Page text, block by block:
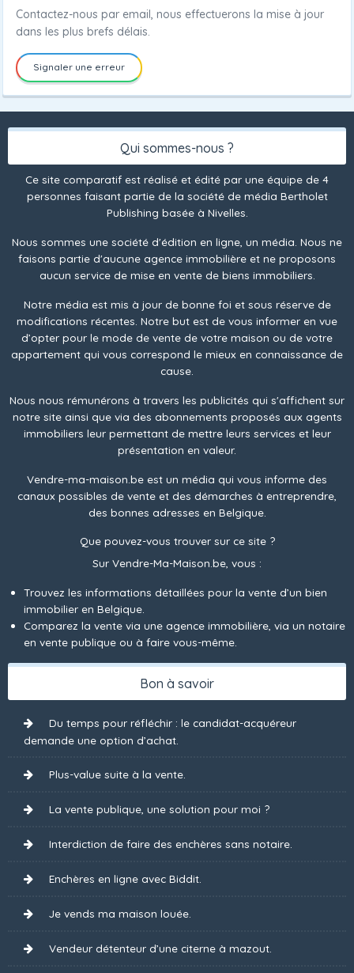
Contactez-nous par email, nous effectuerons la mise à jour
dans les plus brefs délais.
Signaler une erreur
Qui sommes-nous ?
Ce site comparatif est réalisé et édité par une équipe de 4
personnes faisant partie de la société de média Bertholet
Publishing basée à Nivelles.
Nous sommes une société d'édition en ligne, un média. Nous ne
faisons partie d'aucune agence immobilière et ne proposons
aucun service de mise en vente de biens immobiliers.
Notre média est mis à jour de bonne foi et sous réserve de
modifications récentes. Notre but est de vous informer en vue
d’opter pour le mode de vente de votre maison ou de votre
appartement qui vous correspond le mieux en connaissance de
cause.
Nous nous rémunérons à travers les publicités qui s'affichent sur
notre site ainsi que via des abonnements proposés aux agents
immobiliers leur permettant de mettre leurs services et leur
présentation en valeur.
Vendre-ma-maison.be est un média qui vous informe des
canaux possibles de vente et des démarches à entreprendre,
des bonnes adresses en Belgique.
Que pouvez-vous trouver sur ce site ?
Sur Vendre-Ma-Maison.be, vous :
Trouvez les informations détaillées pour la vente d’un bien
immobilier en Belgique.
Comparez la vente via une agence immobilière, via un notaire
en vente publique ou à faire vous-même.
Bon à savoir
Du temps pour réfléchir : le candidat-acquéreur
demande une option d’achat.
Plus-value suite à la vente.
La vente publique, une solution pour moi ?
Interdiction de faire des enchères sans notaire.
Enchères en ligne avec Biddit.
Je vends ma maison louée.
Vendeur détenteur d’une citerne à mazout.